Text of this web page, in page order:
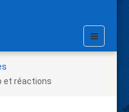
et réactions